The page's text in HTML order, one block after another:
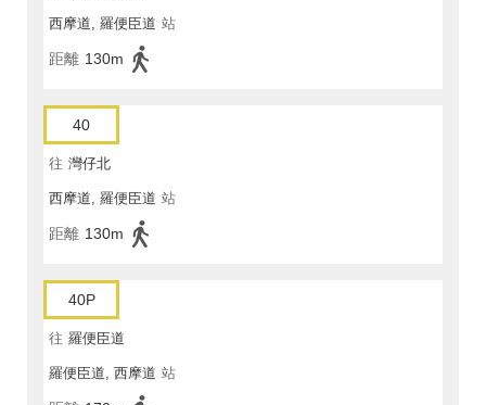
西摩道, 羅便臣道 站
距離 130m
40
往 灣仔北
西摩道, 羅便臣道 站
距離 130m
40P
往 羅便臣道
羅便臣道, 西摩道 站